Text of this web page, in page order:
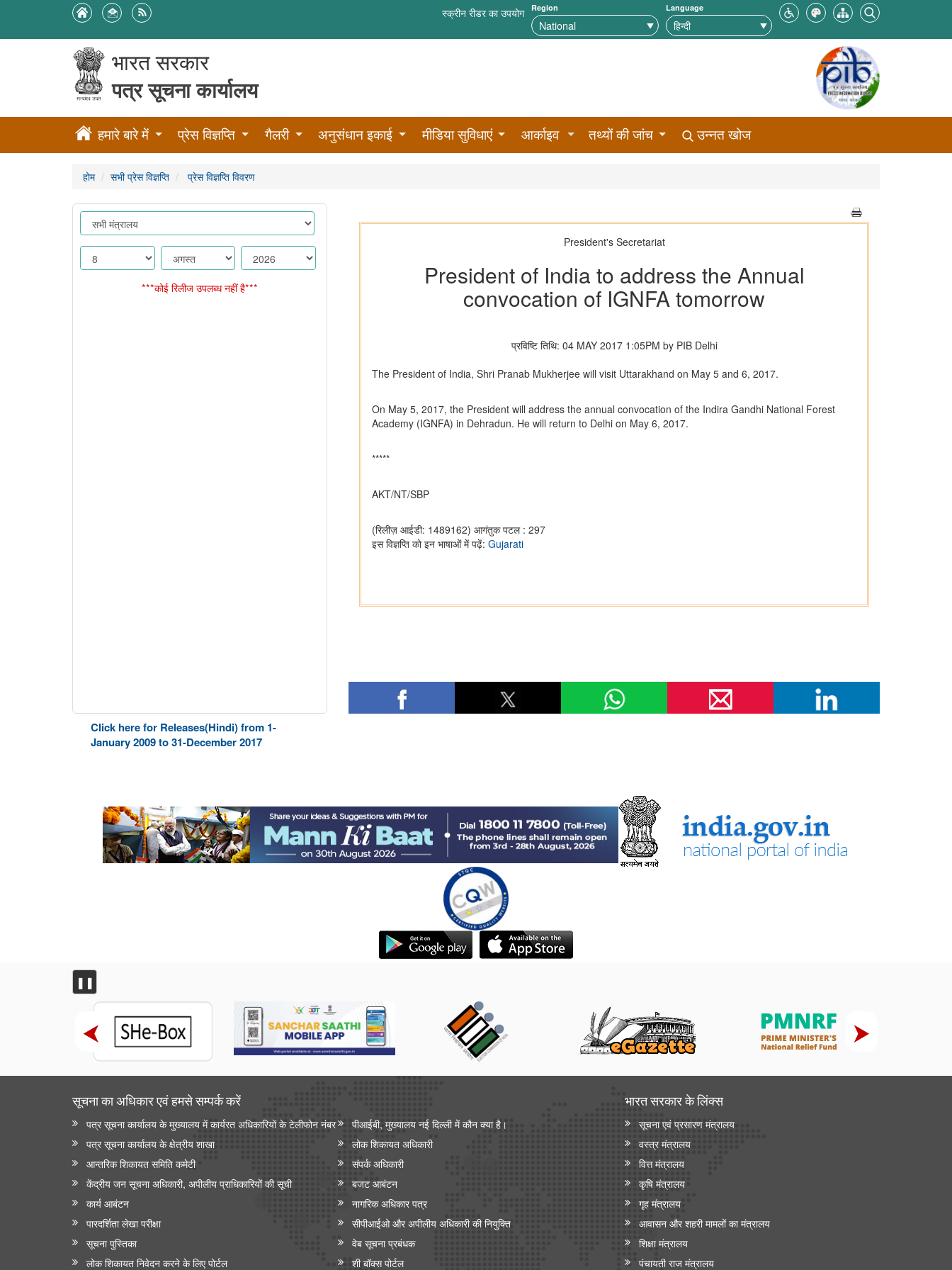
स्क्रीन रीडर का उपयोग Region Language
भारत सरकार
पत्र सूचना कार्यालय
हमारे बारे में प्रेस विज्ञप्ति गैलरी अनुसंधान इकाई मीडिया सुविधाएं आर्काइव तथ्यों की जांच उन्नत खोज
होम सभी प्रेस विज्ञप्ति प्रेस विज्ञप्ति विवरण
***कोई रिलीज उपलब्ध नहीं है***
Click here for Releases(Hindi) from 1-
January 2009 to 31-December 2017
❚❚
सूचना का अधिकार एवं हमसे सम्‍पर्क करें
पत्र सूचना कार्यालय के मुख्यालय में कार्यरत अधिकारियों के टेलीफोन नंबर
पीआईबी, मुख्यालय नई दिल्ली में कौन क्या है।
पत्र सूचना कार्यालय के क्षेत्रीय शाखा
लोक शिकायत अधिकारी
आन्‍तरिक शिकायत समिति कमेटी
संपर्क अधिकारी
केंद्रीय जन सूचना अधिकारी, अपीलीय प्राधिकारियों की सूची
बजट आबंटन
कार्य आबंटन
नागरिक अधिकार पत्र
पारदर्शिता लेखा परीक्षा
सीपीआईओ और अपी‍लीय अधिकारी की नियुक्ति
सूचना पुस्तिका
वेब सूचना प्रबंधक
लोक शिकायत निवेदन करने के लिए पोर्टल
शी बॉक्स पोर्टल
भारत सरकार के लिंक्‍स
सूचना एवं प्रसारण मंत्रालय
वस्त्र मंत्रालय
वित्त मंत्रालय
कृषि मंत्रालय
गृह मंत्रालय
आवासन और शहरी मामलों का मंत्रालय
शिक्षा मंत्रालय
पंचायती राज मंत्रालय